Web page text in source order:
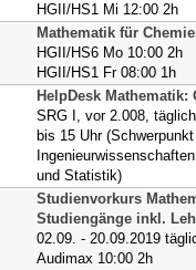
HGII/HS1 Mi 12:00 2h
Mathematik für
HGII/HS6 Mo 10:00 2h
HGII/HS1 Fr 08:00 1h
HelpDesk
SRG I, vor 2.008,
bis 15 Uhr
und Statistik)
Studienvorkurs
Studiengänge inkl.
02.09. - 20.09.2019
Audimax 10:00 2h